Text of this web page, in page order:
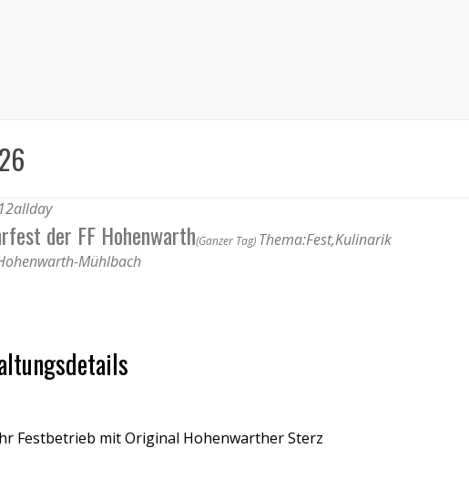
allday
der FF Hohenwarth(Ganzer Tag) Thema:Fest,Kulinarik
Mühlbach
Festbetrieb mit Original Hohenwarther Sterz